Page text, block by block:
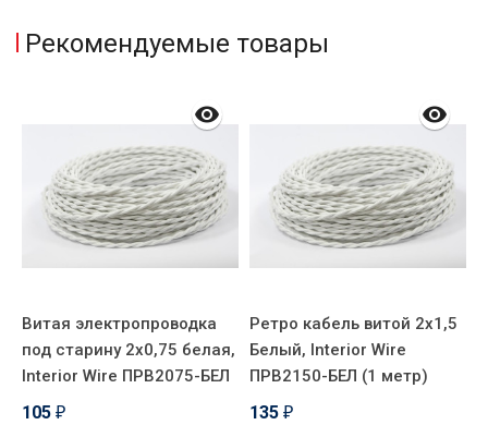
Рекомендуемые товары
Витая электропроводка
под старину 2x0,75 белая,
Interior Wire ПРВ2075-БЕЛ
105 ₽
Ретро кабель витой 2x1,5
Белый, Interior Wire
ПРВ2150-БЕЛ (1 метр)
135 ₽